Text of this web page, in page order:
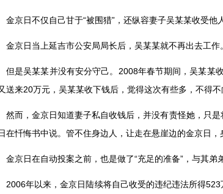
金京日不仅自己甘于“被围猎” ，还纵容妻子吴某某收受他
金京日当上延吉市公安局局长后，吴某某就不再出去工作
但是吴某某并没有安分守己。 2008年春节期间，吴某某
送来20万元，吴某某收下钱后，觉得这次有些多，不得
然而，金京日知道妻子私自收钱后，并没有责怪她，只是
在忏悔书中说。管不住身边人，让走在悬崖边的金京日，
金京日在自动投案之前，也是做了“充足的准备” ，与其弟
2006年以来，金京日陆续将自己收受的违纪违法所得523